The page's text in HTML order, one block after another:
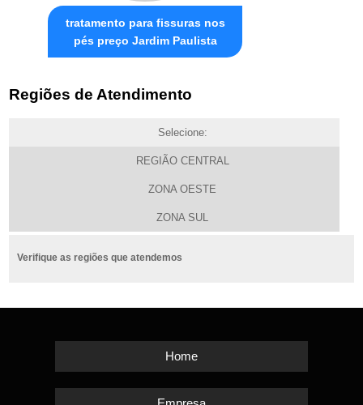
tratamento para fissuras nos
pés preço Jardim Paulista
Regiões de Atendimento
Selecione:
REGIÃO CENTRAL
ZONA OESTE
ZONA SUL
Verifique as regiões que atendemos
Home